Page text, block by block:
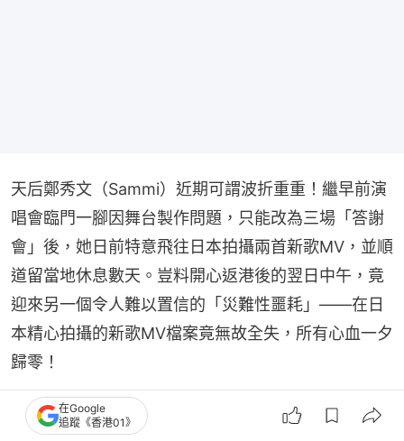
天后鄭秀文（Sammi）近期可謂波折重重！繼早前演
唱會臨門一腳因舞台製作問題，只能改為三場「答謝
會」後，她日前特意飛往日本拍攝兩首新歌MV，並順
道留當地休息數天。豈料開心返港後的翌日中午，竟
迎來另一個令人難以置信的「災難性噩耗」——在日
本精心拍攝的新歌MV檔案竟無故全失，所有心血一夕
歸零！
在Google
追蹤《香港01》